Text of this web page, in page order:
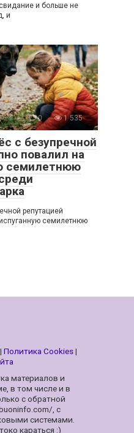
и больше не
и
0 1 535
с безупречной
повалил на
семилетнюю
репутацией
семилетнюю
| Политика Cookies|
материалов и
в том числе и в
с обратной
, с
системами.
караться :)